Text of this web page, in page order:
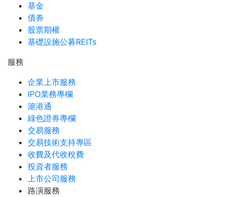
基金
債券
股票期權
基礎設施公募REITs
服務
企業上市服務
IPO業務專欄
滬港通
綠色證券專欄
交易服務
交易技術支持專區
收費及代收稅費
投資者服務
上市公司服務
路演服務